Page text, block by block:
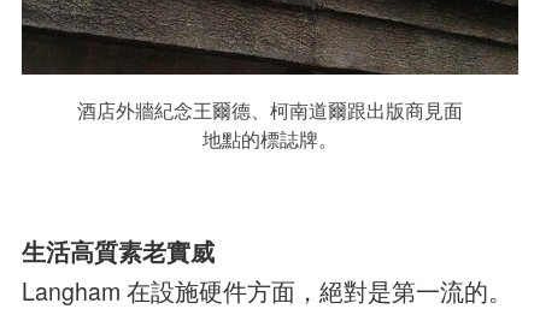
酒店外牆紀念王爾德、柯南道爾跟出版商見面
地點的標誌牌。
生活高質素老實威
Langham 在設施硬件方面，絕對是第一流的。